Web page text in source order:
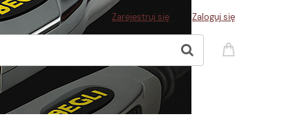
Zarejestruj się Zaloguj się